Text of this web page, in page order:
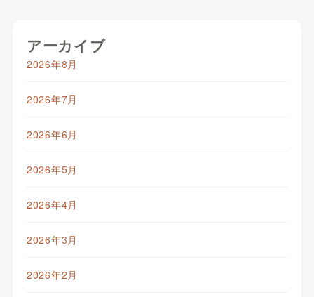
アーカイブ
2026年8月
2026年7月
2026年6月
2026年5月
2026年4月
2026年3月
2026年2月